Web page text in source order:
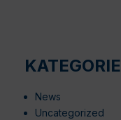
KATEGORIE
News
Uncategorized